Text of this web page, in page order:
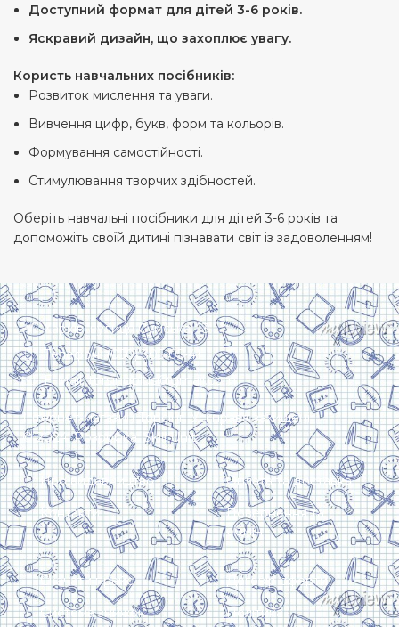
Доступний формат для дітей 3-6 років.
Яскравий дизайн, що захоплює увагу.
Користь навчальних посібників:
Розвиток мислення та уваги.
Вивчення цифр, букв, форм та кольорів.
Формування самостійності.
Стимулювання творчих здібностей.
Оберіть навчальні посібники для дітей 3-6 років та
допоможіть своїй дитині пізнавати світ із задоволенням!
Харків, вулиця Сумська, 13
Телефон: (050) 305-05-41
E-Mail: torsingplus@gmail.com
Інтернет-магазин Торсінг. Усі права захищені
© 2024. Розробка:Skill Unit
Про видавництво
Контакти
Оплата та доставка
Повернення та
обмін
Скачати прайс
Система знижок
Договір оферти
Політика